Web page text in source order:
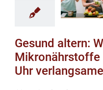
Gesund altern:
Uhr